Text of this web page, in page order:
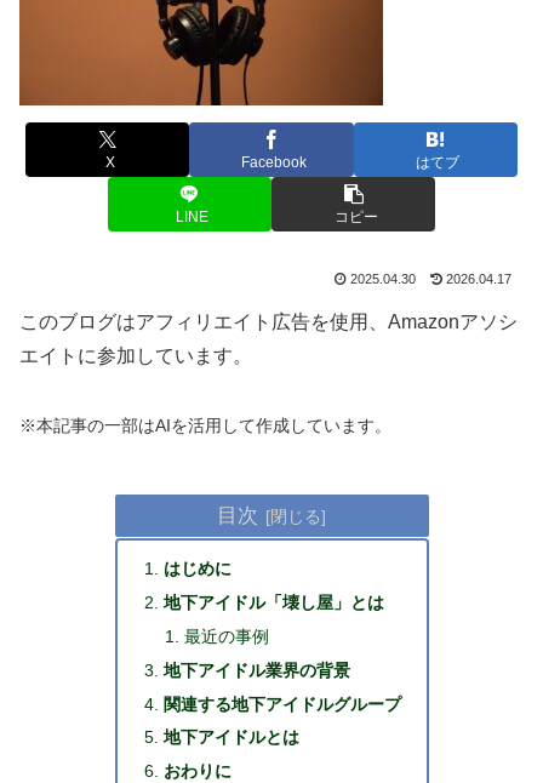
X Facebook はてブ
LINE コピー
2025.04.30 2026.04.17
このブログはアフィリエイト広告を使用、Amazonアソシ
エイトに参加しています。
※本記事の一部はAIを活用して作成しています。
目次
はじめに
地下アイドル「壊し屋」とは
最近の事例
地下アイドル業界の背景
関連する地下アイドルグループ
地下アイドルとは
おわりに